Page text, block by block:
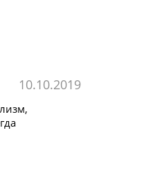
10.10.2019